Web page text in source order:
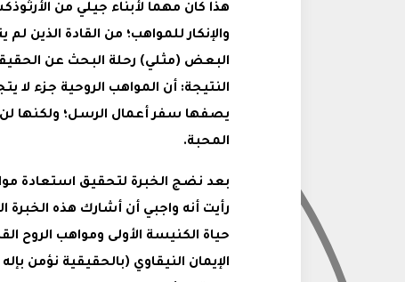
هذا كان مهما لأبناء جيلي من
والإنكار للمواهب؛ من القادة الذين لم
البعض (مثلي) رحلة البحث عن
النتيجة: أن المواهب الروحية جزء لا
يصفها سفر أعمال الرسل؛ ولكنها
المحبة.
بعد نضج الخبرة لتحقيق استعادة
رأيت أنه واجبي أن أشارك هذه
حياة الكنيسة الأولى ومواهب الروح
الإيمان النيقاوي (بالحقيقية نؤمن